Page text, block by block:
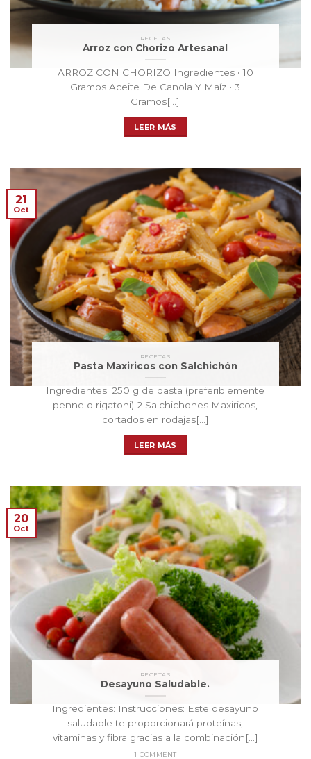
RECETAS
Arroz con Chorizo Artesanal
ARROZ CON CHORIZO Ingredientes • 10
Gramos Aceite De Canola Y Maíz • 3
Gramos[...]
LEER MÁS
RECETAS
Pasta Maxiricos con Salchichón
Ingredientes: 250 g de pasta (preferiblemente
penne o rigatoni) 2 Salchichones Maxiricos,
cortados en rodajas[...]
LEER MÁS
21
Oct
RECETAS
Desayuno Saludable.
Ingredientes: Instrucciones: Este desayuno
saludable te proporcionará proteínas,
vitaminas y fibra gracias a la combinación[...]
1 COMMENT
20
Oct